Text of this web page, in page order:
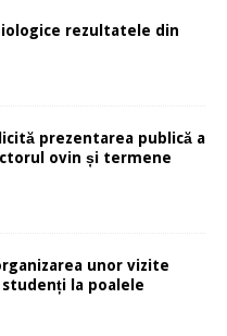
rezultatele din
prezentarea publică a
ovin și termene
unor vizite
la poalele